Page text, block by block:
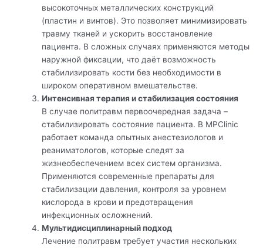
высокоточных металлических конструкций
(пластин и винтов). Это позволяет минимизировать
травму тканей и ускорить восстановление
пациента. В сложных случаях применяются методы
наружной фиксации, что даёт возможность
стабилизировать кости без необходимости в
широком оперативном вмешательстве.
Интенсивная терапия и стабилизация состояния
В случае политравм первоочередная задача –
стабилизировать состояние пациента. В MPClinic
работает команда опытных анестезиологов и
реаниматологов, которые следят за
жизнеобеспечением всех систем организма.
Применяются современные препараты для
стабилизации давления, контроля за уровнем
кислорода в крови и предотвращения
инфекционных осложнений.
Мультидисциплинарный подход
Лечение политравм требует участия нескольких